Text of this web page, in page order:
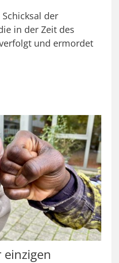
der
in der Zeit des
und ermordet
einzigen